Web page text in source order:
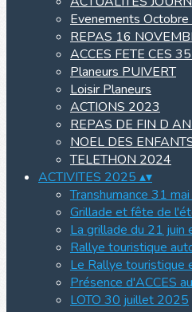
Evenements
REPAS 16
ACCES FETE CES
Planeurs PUIVERT
Loisir Planeurs
ACTIONS 2023
REPAS DE FIN D
NOEL DES
TELETHON 2024
ACTIVITES 2025 ▴▾
Transhumance 31
Grillade et fête de
La grillade du 21 juin
Rallye touristique
Le Rallye touristique
Présence d'ACCES
LOTO 30 juillet 2025